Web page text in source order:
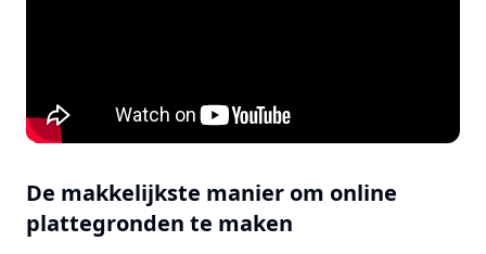
De makkelijkste manier om online
plattegronden te maken